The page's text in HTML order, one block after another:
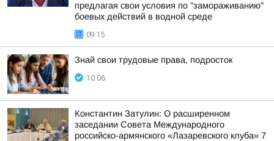
предлагая свои условия по "замораживанию"
боевых действий в водной среде
09:15
Знай свои трудовые права, подросток
10:06
Константин Затулин: О расширенном
заседании Совета Международного
российско-армянского «Лазаревского клуба» 7